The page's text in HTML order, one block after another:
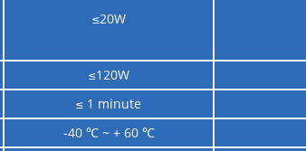
≤20W
≤120W
≤ 1 minute
-40 ℃ ~ + 60 ℃